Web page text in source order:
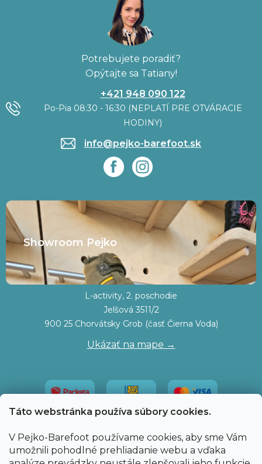
Táto webstránka používa súbory cookies.
V Pejko-Barefoot používame cookies, aby sme Vám
umožnili pohodlné prehliadanie webu a vďaka
Potrebujete poradiť?
Opýtajte sa Tatiany!
+421 948 090 122
Po-Pia 08:30 - 16:30 (NEPLATÍ PRE OTVÁRACIE
HODINY)
info@pejko-barefoot.sk
Showroom Pejko
L-activity, 2. poschodie
Jelšová 3511/2
900 25 Chorvátsky Grob (časť Čierna Voda)
Ukázať na mape →